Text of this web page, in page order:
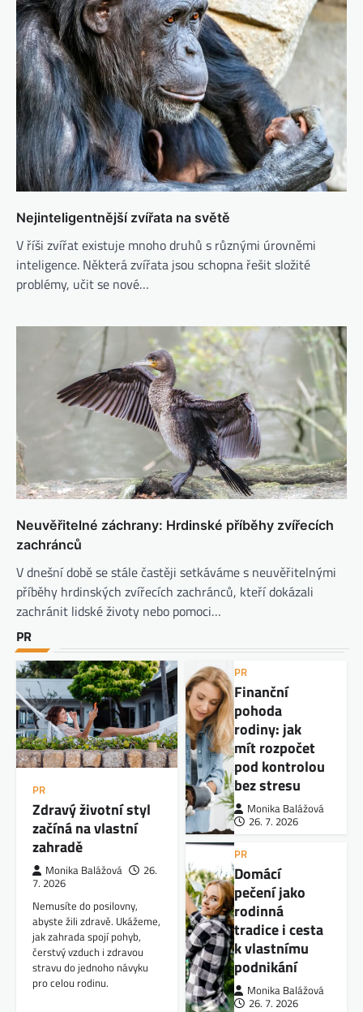
Nejinteligentnější zvířata na světě
V říši zvířat existuje mnoho druhů s různými úrovněmi
inteligence. Některá zvířata jsou schopna řešit složité
problémy, učit se nové…
Neuvěřitelné záchrany: Hrdinské příběhy zvířecích
zachránců
V dnešní době se stále častěji setkáváme s neuvěřitelnými
příběhy hrdinských zvířecích zachránců, kteří dokázali
zachránit lidské životy nebo pomoci…
PR
PR
Zdravý životní styl
začíná na vlastní
zahradě
Monika Balážová
26.
7. 2026
Nemusíte do posilovny,
abyste žili zdravě. Ukážeme,
jak zahrada spojí pohyb,
čerstvý vzduch i zdravou
stravu do jednoho návyku
pro celou rodinu.
PR
Finanční
pohoda
rodiny: jak
mít rozpočet
pod kontrolou
bez stresu
Monika Balážová
26. 7. 2026
PR
Domácí
pečení jako
rodinná
tradice i cesta
k vlastnímu
podnikání
Monika Balážová
26. 7. 2026